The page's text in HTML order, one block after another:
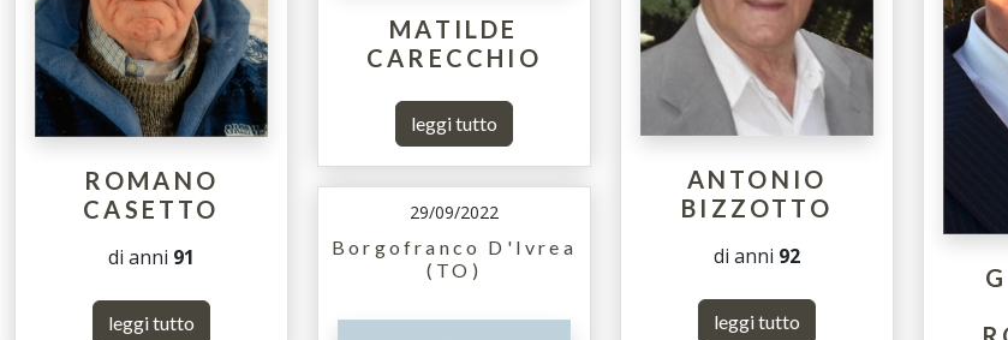
ROMANO
CASETTO
di anni 91
leggi tutto
MATILDE
CARECCHIO
leggi tutto
ANTONIO
BIZZOTTO
di anni 92
leggi tutto
29/09/2022
Borgofranco D'Ivrea
(TO)